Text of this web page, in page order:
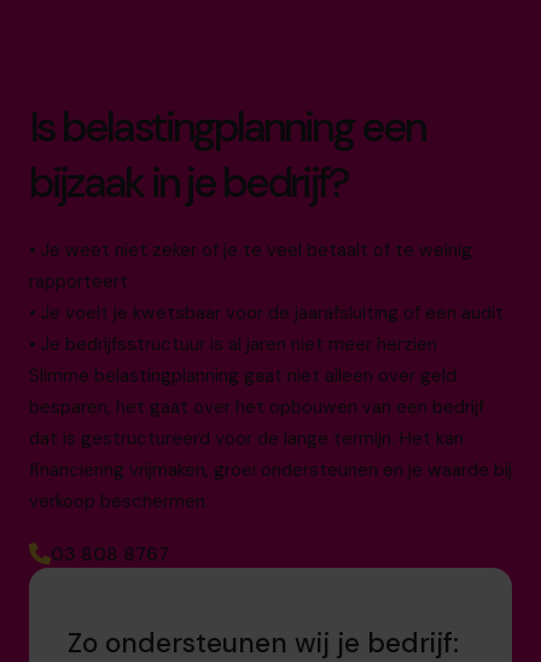
Is belastingplanning een
bijzaak in je bedrijf?
• Je weet niet zeker of je te veel betaalt of te weinig
rapporteert
• Je voelt je kwetsbaar voor de jaarafsluiting of een audit
• Je bedrijfsstructuur is al jaren niet meer herzien
Slimme belastingplanning gaat niet alleen over geld
besparen; het gaat over het opbouwen van een bedrijf
dat is gestructureerd voor de lange termijn. Het kan
financiering vrijmaken, groei ondersteunen en je waarde bij
verkoop beschermen.
03 808 8767
Zo ondersteunen wij je bedrijf: